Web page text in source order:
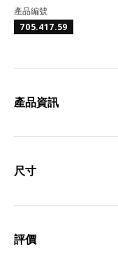
產品編號
705.417.59
產品資訊
尺寸
評價